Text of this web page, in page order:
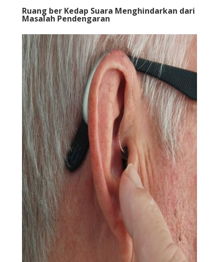
Ruang ber Kedap Suara Menghindarkan dari
Masalah Pendengaran